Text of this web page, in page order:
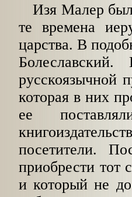
Изя Малер
те времена
царства. В
русскоязычной
которая в них
ее
посетители.
приобрести тот
и который не